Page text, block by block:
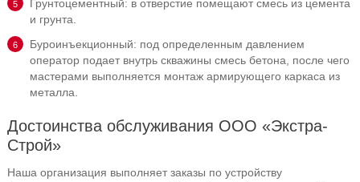
Грунтоцементный: в отверстие помещают смесь из цемента
и грунта.
Буроинъекционный: под определенным давлением
оператор подает внутрь скважины смесь бетона, после чего
мастерами выполняется монтаж армирующего каркаса из
металла.
Достоинства обслуживания ООО «Экстра-
Строй»
Наша организация выполняет заказы по устройству